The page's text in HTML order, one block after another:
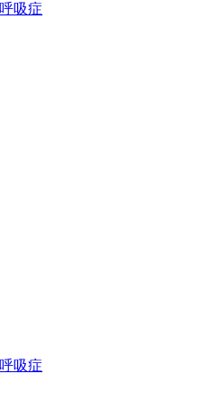
吸症
吸症